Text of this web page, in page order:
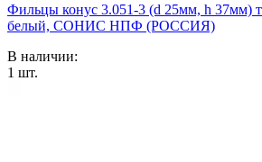
Фильцы конус 3.051-3 (d 25мм, h 37мм)
белый, СОНИС НПФ (РОССИЯ)
В наличии:
1 шт.